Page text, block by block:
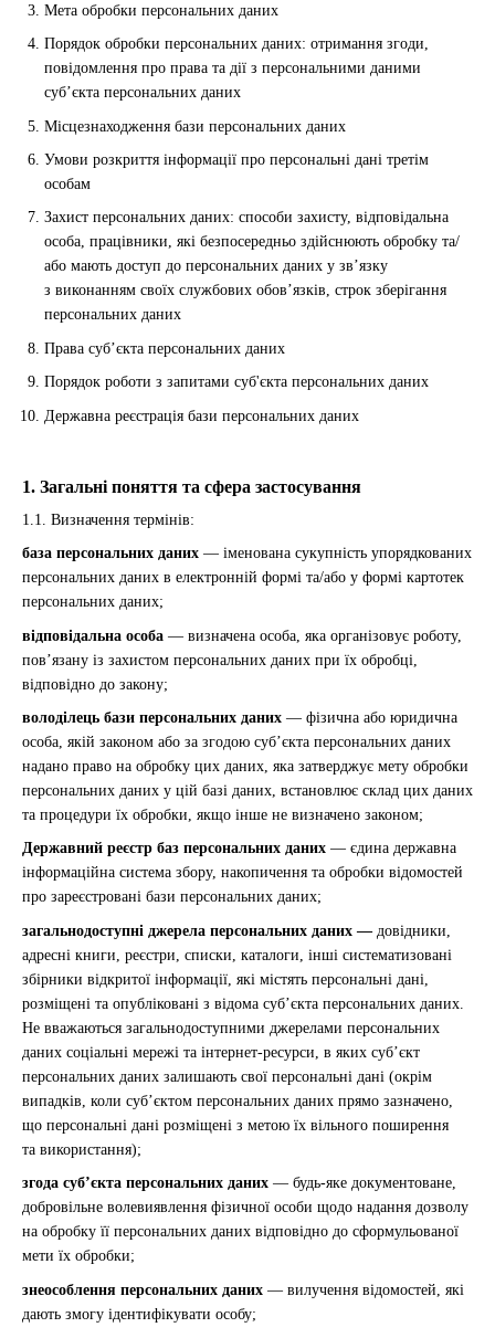
Мета обробки персональних даних
Порядок обробки персональних даних: отримання згоди,
повідомлення про права та дії з персональними даними
суб’єкта персональних даних
Місцезнаходження бази персональних даних
Умови розкриття інформації про персональні дані третім
особам
Захист персональних даних: способи захисту, відповідальна
особа, працівники, які безпосередньо здійснюють обробку та/
або мають доступ до персональних даних у зв’язку
з виконанням своїх службових обов’язків, строк зберігання
персональних даних
Права суб’єкта персональних даних
Порядок роботи з запитами суб'єкта персональних даних
Державна реєстрація бази персональних даних
1. Загальні поняття та сфера застосування
1.1. Визначення термінів:
база персональних даних — іменована сукупність упорядкованих
персональних даних в електронній формі та/або у формі картотек
персональних даних;
відповідальна особа — визначена особа, яка організовує роботу,
пов’язану із захистом персональних даних при їх обробці,
відповідно до закону;
володілець бази персональних даних — фізична або юридична
особа, якій законом або за згодою суб’єкта персональних даних
надано право на обробку цих даних, яка затверджує мету обробки
персональних даних у цій базі даних, встановлює склад цих даних
та процедури їх обробки, якщо інше не визначено законом;
Державний реєстр баз персональних даних — єдина державна
інформаційна система збору, накопичення та обробки відомостей
про зареєстровані бази персональних даних;
загальнодоступні джерела персональних даних — довідники,
адресні книги, реєстри, списки, каталоги, інші систематизовані
збірники відкритої інформації, які містять персональні дані,
розміщені та опубліковані з відома суб’єкта персональних даних.
Не вважаються загальнодоступними джерелами персональних
даних соціальні мережі та інтернет-ресурси, в яких суб’єкт
персональних даних залишають свої персональні дані (окрім
випадків, коли суб’єктом персональних даних прямо зазначено,
що персональні дані розміщені з метою їх вільного поширення
та використання);
згода суб’єкта персональних даних — будь-яке документоване,
добровільне волевиявлення фізичної особи щодо надання дозволу
на обробку її персональних даних відповідно до сформульованої
мети їх обробки;
знеособлення персональних даних — вилучення відомостей, які
дають змогу ідентифікувати особу;